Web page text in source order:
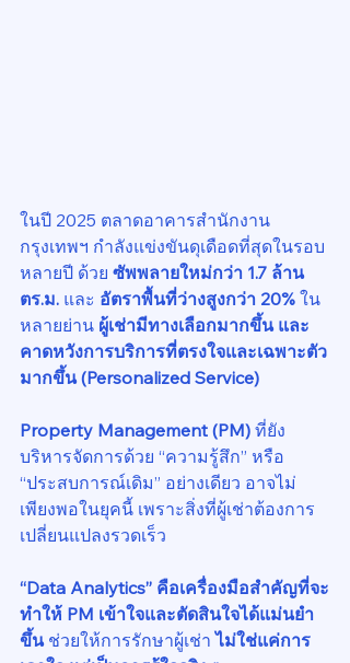
ในปี 2025 ตลาดอาคารสำนักงาน
กรุงเทพฯ กำลังแข่งขันดุเดือดที่สุดในรอบ
หลายปี ด้วย ซัพพลายใหม่กว่า 1.7 ล้าน
ตร.ม. และ อัตราพื้นที่ว่างสูงกว่า 20% ใน
หลายย่าน ผู้เช่ามีทางเลือกมากขึ้น และ
คาดหวังการบริการที่ตรงใจและเฉพาะตัว
มากขึ้น (Personalized Service)
Property Management (PM) ที่ยัง
บริหารจัดการด้วย “ความรู้สึก” หรือ
“ประสบการณ์เดิม” อย่างเดียว อาจไม่
เพียงพอในยุคนี้ เพราะสิ่งที่ผู้เช่าต้องการ
เปลี่ยนแปลงรวดเร็ว
“Data Analytics” คือเครื่องมือสำคัญที่จะ
ทำให้ PM เข้าใจและตัดสินใจได้แม่นยำ
ขึ้น ช่วยให้การรักษาผู้เช่า ไม่ใช่แค่การ